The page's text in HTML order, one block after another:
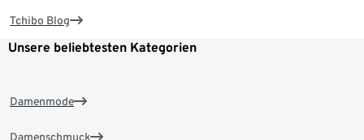
Tchibo Blog
Unsere beliebtesten Kategorien
Damenmode
Damenschmuck